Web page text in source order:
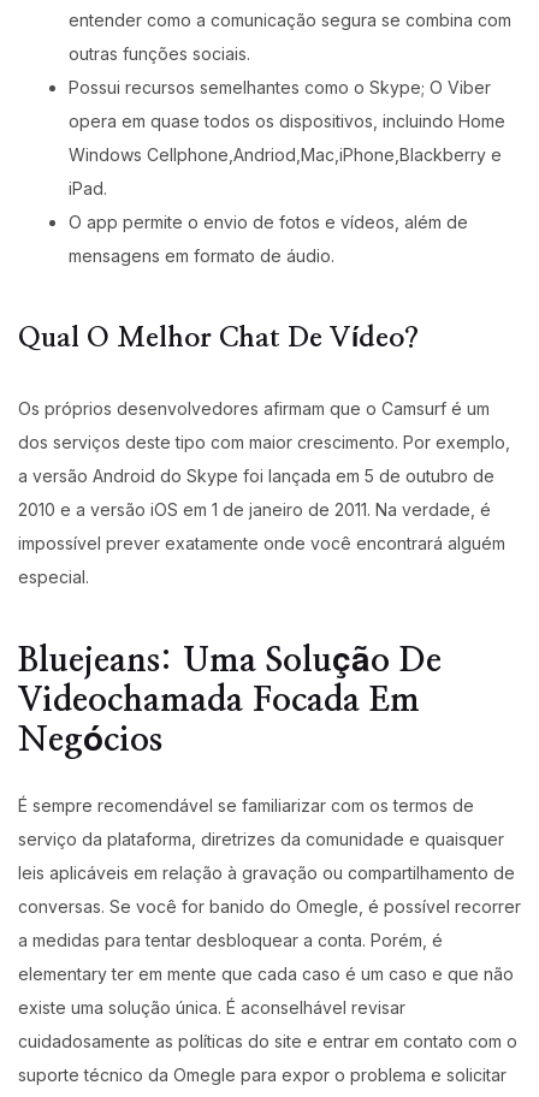
entender como a comunicação segura se combina com
outras funções sociais.
Possui recursos semelhantes como o Skype; O Viber
opera em quase todos os dispositivos, incluindo Home
Windows Cellphone,Andriod,Mac,iPhone,Blackberry e
iPad.
O app permite o envio de fotos e vídeos, além de
mensagens em formato de áudio.
Qual O Melhor Chat De Vídeo?
Os próprios desenvolvedores afirmam que o Camsurf é um
dos serviços deste tipo com maior crescimento. Por exemplo,
a versão Android do Skype foi lançada em 5 de outubro de
2010 e a versão iOS em 1 de janeiro de 2011. Na verdade, é
impossível prever exatamente onde você encontrará alguém
especial.
Bluejeans: Uma Solução De
Videochamada Focada Em
Negócios
É sempre recomendável se familiarizar com os termos de
serviço da plataforma, diretrizes da comunidade e quaisquer
leis aplicáveis em relação à gravação ou compartilhamento de
conversas. Se você for banido do‌ Omegle, é possível recorrer
a medidas para tentar desbloquear a conta. Porém, é
elementary ter em mente que cada caso é um caso e que não
existe uma solução única. É aconselhável revisar
cuidadosamente as políticas do site e entrar em contato com o
suporte técnico da Omegle para expor o problema e solicitar